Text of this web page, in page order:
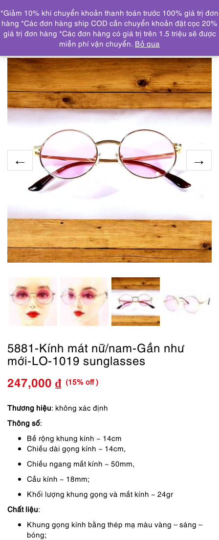
DANH MỤC
Trang chủ KÍNH MẮT
5881-Kính mát nữ/nam-Gần như
mới-LO-1019 sunglasses
5881-Kính mát nữ/nam-Gần như
mới-LO-1019 sunglasses
Giá
gốc
290,000 ₫.
247,000 ₫
Giá
hiện
là:
(15% off )
Thương hiệu: không xác định
Thông số:
Bề rộng khung kính ~ 14cm
Chiều dài gọng kính ~ 14cm,
Chiều ngang mắt kính ~ 50mm,
Cầu kính ~ 18mm;
Khối lượng khung gọng và mắt kính ~ 24gr
Chất liệu:
Khung gọng kính bằng thép mạ màu vàng – sáng –
bóng;
*Giảm 10% khi chuyển khoản thanh toán trước 100% giá trị đơn
hàng *Các đơn hàng ship COD cần chuyển khoản đặt cọc 20%
giá trị đơn hàng *Các đơn hàng có giá trị trên 1.5 triệu sẽ được
miễn phí vận chuyển. Bỏ qua